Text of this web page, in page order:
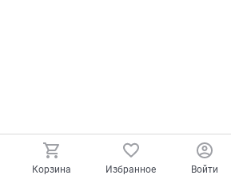
Корзина Избранное Войти